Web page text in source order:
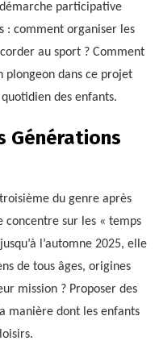
participative
: comment organiser les
au sport ? Comment
plongeon dans ce projet
des enfants.
Générations
du genre après
concentre sur les « temps
l’automne 2025, elle
de tous âges, origines
mission ? Proposer des
manière dont les enfants